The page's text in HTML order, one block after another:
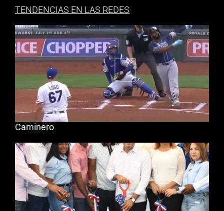
TENDENCIAS EN LAS REDES
Caminero